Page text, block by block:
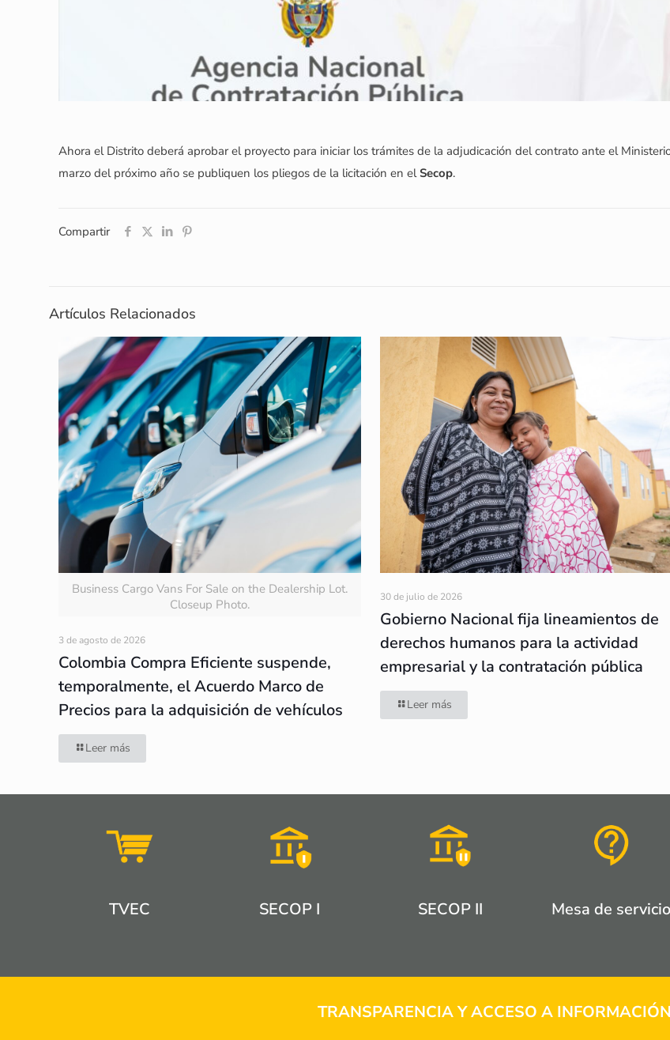
Ahora el Distrito deberá aprobar el proyecto para iniciar los trámites de la adjudicación del contrato ante el
marzo del próximo año se publiquen los pliegos de la licitación en elSecop.
Compartir
Artículos Relacionados
Business Cargo Vans For Sale on the Dealership Lot.
Closeup Photo.
3 de agosto de 2026
Colombia Compra Eficiente suspende,
temporalmente, el Acuerdo Marco de
Precios para la adquisición de vehículos
Leer más
30 de julio de 2026
Gobierno Nacional fija lineamientos de
derechos humanos para la actividad
empresarial y la contratación pública
Leer más
TVEC SECOP I SECOP II Mesa de servicio
TRANSPARENCIA Y ACCESO A